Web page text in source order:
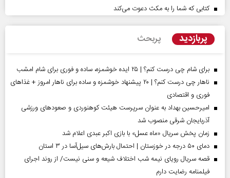
کتابی که شما را به مکث دعوت می‌کند
پربازدید پربحث
برای شام چی درست کنم؟ | ۲۵ ایده خوشمزه، ساده و فوری برای شام امشب
ناهار چی درست کنم؟ | ۲۰ پیشنهاد خوشمزه و ساده برای ناهار امروز + غذاهای
فوری و اقتصادی
امیرحسین بهداد به عنوان سرپرست هیئت کوهنوردی و صعودهای ورزشی
آذربایجان شرقی منصوب شد
زمان پخش سریال «ماه عسل» با بازی اکبر عبدی اعلام شد
دمای ۵۰ درجه در خوزستان | احتمال بارش‌های سیل‌آسا در ۳ استان
قصه سریال رویای نیمه شب اختلاف شیعه و سنی نیست/ از روند اجرای
فیلمنامه رضایت دارم